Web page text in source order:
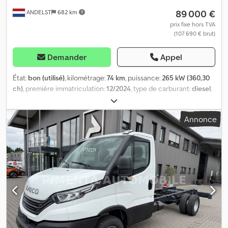
ANDELST 682 km 89 000 €
prix fixe hors TVA
(107 690 € brut)
Demander Appel
État: bon (utilisé), kilométrage:74 km, puissance:265 kW (360,30
ch), première immatriculation:12/2024, type de carburant:diesel,
315/80 22.5, configuration d'essieux:
empattement:3 800 mm, carburant:diesel, freins:retardeur,
cabine conducteur:cabine courte , type d'engrenage:
automatique , classe d'émission:Euro 6, suspension:acier-air
nombre de sièges:
, longueur totale:7 300 mm , largeur totale:
2 500 mm, hauteur totale:3 200 mm, charge admissible sur essieu
(essieu 1):8 000 kg, charge maximale autorisée par essieu (essieu
2):13 000 kg, Année de construction:2024, Équipement:ABS,
blocage de différentiel, climatisation, retardeur, régulateur de
vitesse, régulation électrique des vitres
, = Options et
accessoires supplémentaires = - Essieux AP - Accoudoir - Norme
Euro 6 - Suspension pneumatique arrière - Radio - Pare-soleil -
Annonce